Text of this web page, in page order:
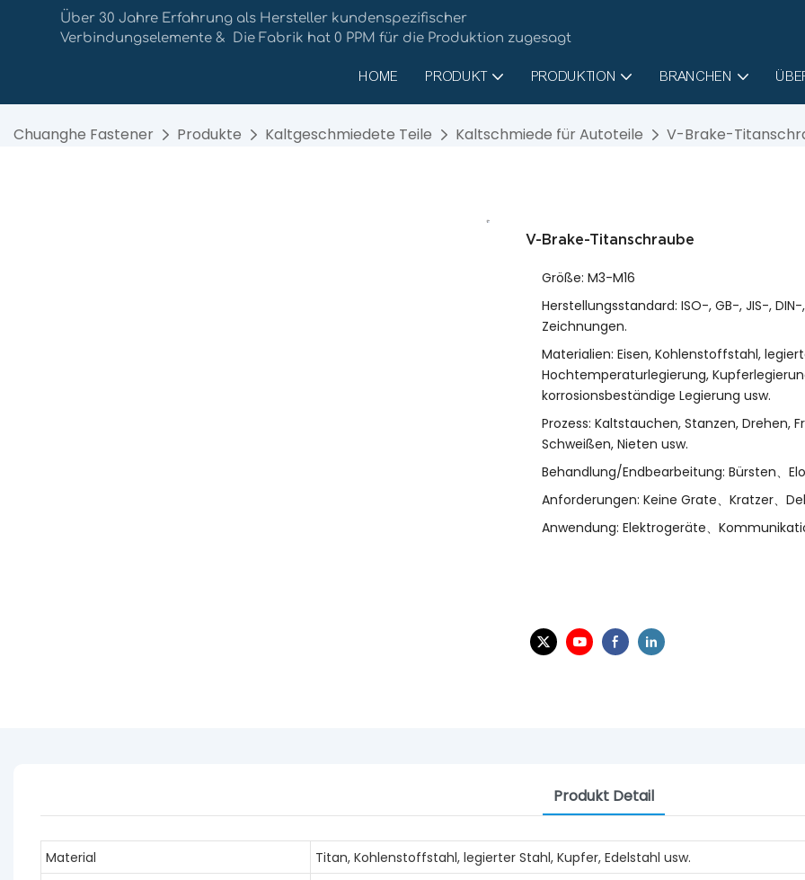
Über 30 Jahre Erfahrung als Hersteller kundenspezifischer
Verbindungselemente & Die Fabrik hat 0 PPM für die Produktion zugesagt
HOME PRODUKT PRODUKTION BRANCHEN
Chuanghe Fastener Produkte Kaltgeschmiedete Teile Kaltschmiede für Autoteile V-Brake-
V-Brake-Titanschraube
Größe: M3-M16
Herstellungsstandard: ISO-, GB-, JIS-,
Zeichnungen.
Materialien: Eisen, Kohlenstoffstahl,
Hochtemperaturlegierung,
korrosionsbeständige Legierung usw.
Prozess: Kaltstauchen, Stanzen, Drehen,
Schweißen, Nieten usw.
Behandlung/Endbearbeitung: Bürsten、
Anforderungen: Keine Grate、Kratzer、
Anwendung: Elektrogeräte、
Produkt Detail
Material
Titan, Kohlenstoffstahl, legierter Stahl, Kupfer, Edelstahl usw.